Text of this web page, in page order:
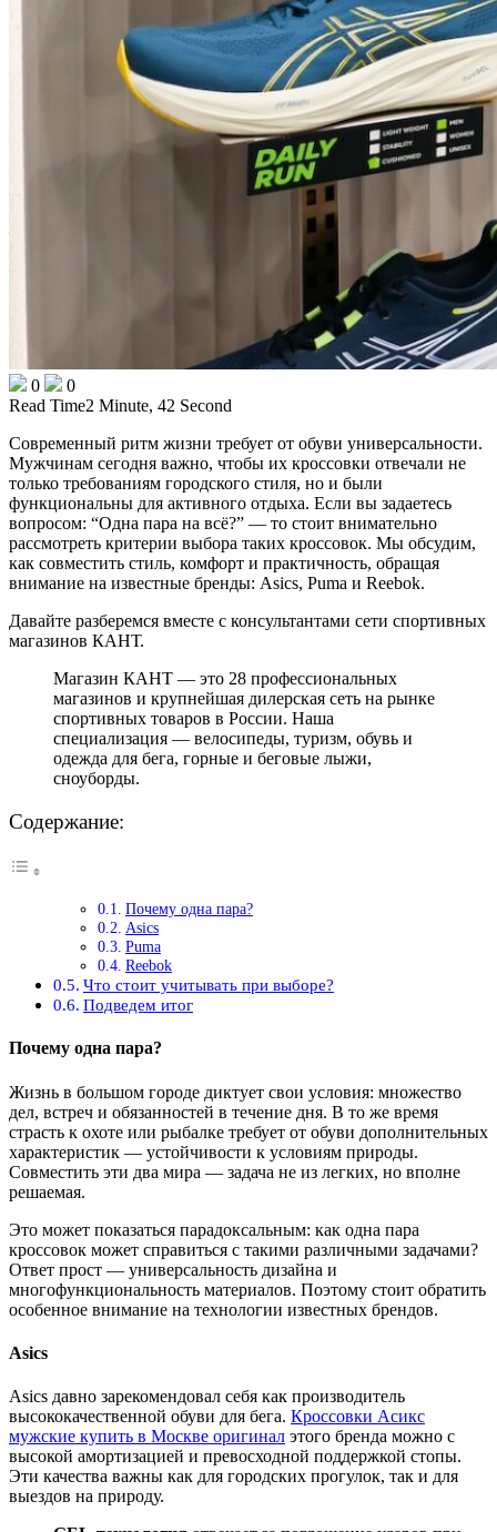
0
0
Read Time2 Minute, 42 Second
Современный ритм жизни требует от обуви универсальности.
Мужчинам сегодня важно, чтобы их кроссовки отвечали не
только требованиям городского стиля, но и были
функциональны для активного отдыха. Если вы задаетесь
вопросом: “Одна пара на всё?” — то стоит внимательно
рассмотреть критерии выбора таких кроссовок. Мы обсудим,
как совместить стиль, комфорт и практичность, обращая
внимание на известные бренды: Asics, Puma и Reebok.
Давайте разберемся вместе с консультантами сети спортивных
магазинов КАНТ.
Магазин КАНТ — это 28 профессиональных
магазинов и крупнейшая дилерская сеть на рынке
спортивных товаров в России. Наша
специализация — велосипеды, туризм, обувь и
одежда для бега, горные и беговые лыжи,
сноуборды.
Содержание:
Почему одна пара?
Asics
Puma
Reebok
Что стоит учитывать при выборе?
Подведем итог
Почему одна пара?
Жизнь в большом городе диктует свои условия: множество
дел, встреч и обязанностей в течение дня. В то же время
страсть к охоте или рыбалке требует от обуви дополнительных
характеристик — устойчивости к условиям природы.
Совместить эти два мира — задача не из легких, но вполне
решаемая.
Это может показаться парадоксальным: как одна пара
кроссовок может справиться с такими различными задачами?
Ответ прост — универсальность дизайна и
многофункциональность материалов. Поэтому стоит обратить
особенное внимание на технологии известных брендов.
Asics
Asics давно зарекомендовал себя как производитель
высококачественной обуви для бега. Кроссовки Асикс
мужские купить в Москве оригинал этого бренда можно с
высокой амортизацией и превосходной поддержкой стопы.
Эти качества важны как для городских прогулок, так и для
выездов на природу.